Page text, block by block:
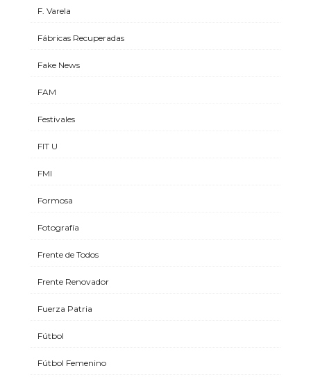
F. Varela
Fábricas Recuperadas
Fake News
FAM
Festivales
FIT U
FMI
Formosa
Fotografía
Frente de Todos
Frente Renovador
Fuerza Patria
Fútbol
Fútbol Femenino